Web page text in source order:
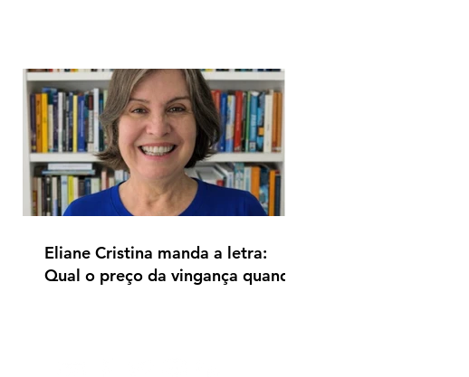
Eliane Cristina manda a letra:
Qual o preço da vingança quando